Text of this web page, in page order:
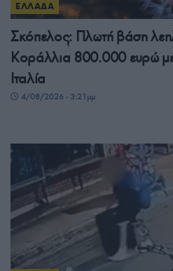
ΕΛΛΑΔΑ
Σκόπελος: Πλωτή βάση
Κοράλλια 800.000 ευρώ
Ιταλία
4/08/2026 - 3:21μμ